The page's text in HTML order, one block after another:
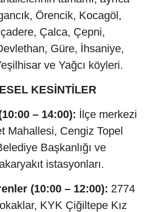
Örencik, Kocagöl,
Çalca, Çepni,
Güre, İhsaniye,
ve Yağcı köyleri.
KESİNTİLER
– 14:00): İlçe merkezi
Mahallesi, Cengiz Topel
Başkanlığı ve
istasyonları.
(10:00 – 12:00): 2774
KYK Çiğiltepe Kız